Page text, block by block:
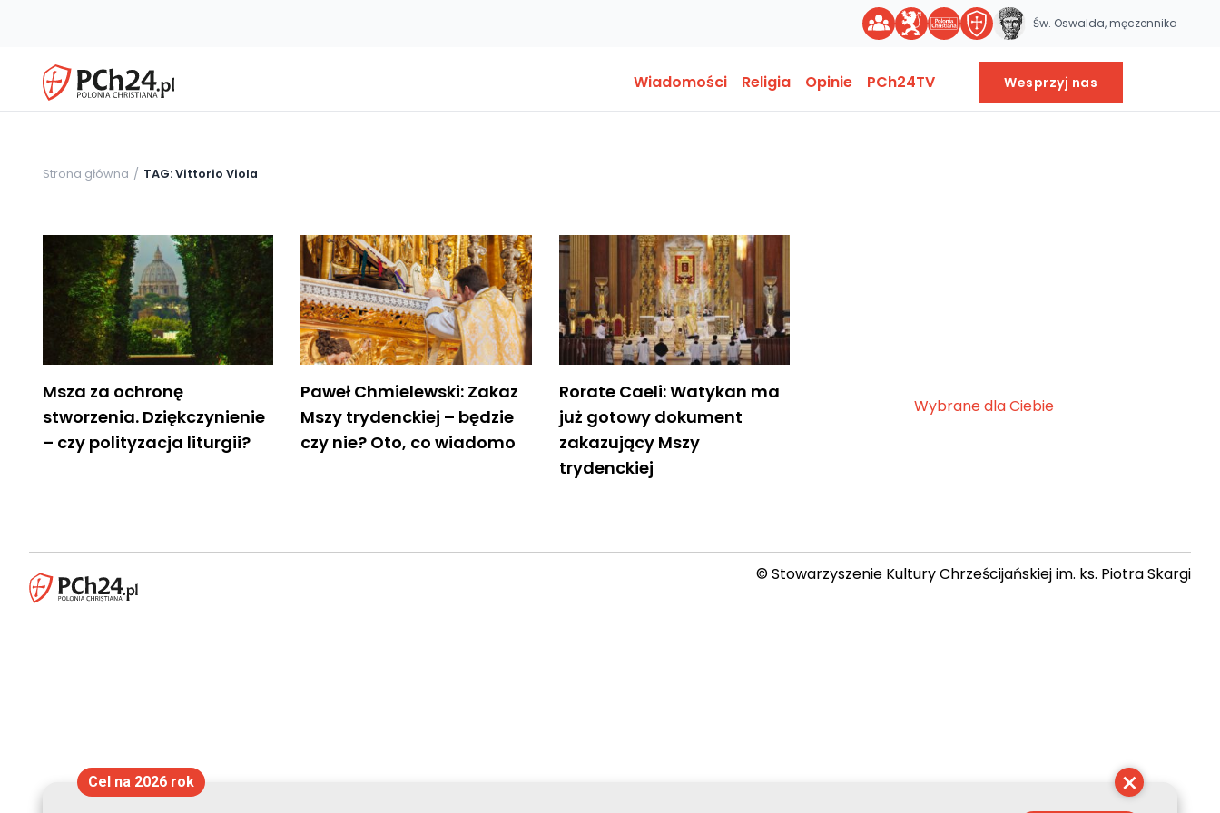
Św. Oswalda, męczennika
Wiadomości Religia Opinie PCh24TV Wesprzyj nas
Strona główna TAG: Vittorio Viola
Msza za ochronę
stworzenia. Dziękczynienie
– czy polityzacja liturgii?
Paweł Chmielewski: Zakaz
Mszy trydenckiej – będzie
czy nie? Oto, co wiadomo
Rorate Caeli: Watykan ma
już gotowy dokument
zakazujący Mszy
trydenckiej
Wybrane dla Ciebie
© Stowarzyszenie Kultury Chrześcijańskiej im. ks. Piotra Skargi
×
Cel na 2026 rok